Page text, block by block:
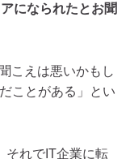
になられたとお聞
こえは悪いかもし
ことがある」とい
それでIT企業に転